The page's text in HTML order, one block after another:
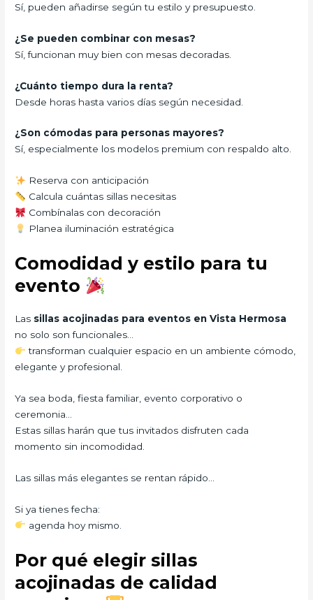
Sí, pueden añadirse según tu estilo y presupuesto.
¿Se pueden combinar con mesas?
Sí, funcionan muy bien con mesas decoradas.
¿Cuánto tiempo dura la renta?
Desde horas hasta varios días según necesidad.
¿Son cómodas para personas mayores?
Sí, especialmente los modelos premium con respaldo alto.
Reserva con anticipación
Calcula cuántas sillas necesitas
Combínalas con decoración
Planea iluminación estratégica
Comodidad y estilo para tu
evento
Las sillas acojinadas para eventos en Vista Hermosa
no solo son funcionales…
transforman cualquier espacio en un ambiente cómodo,
elegante y profesional.
Ya sea boda, fiesta familiar, evento corporativo o
ceremonia…
Estas sillas harán que tus invitados disfruten cada
momento sin incomodidad.
Las sillas más elegantes se rentan rápido…
Si ya tienes fecha:
agenda hoy mismo.
Por qué elegir sillas
acojinadas de calidad